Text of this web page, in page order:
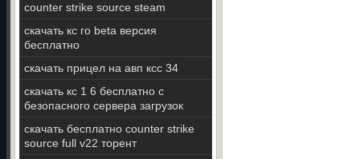
counter strike source steam
скачать кс го beta версия
бесплатно
скачать прицел на авп ксс 34
скачать кс 1 6 бесплатно с
безопасного сервера загрузок
скачать бесплатно counter strike
source full v22 торент